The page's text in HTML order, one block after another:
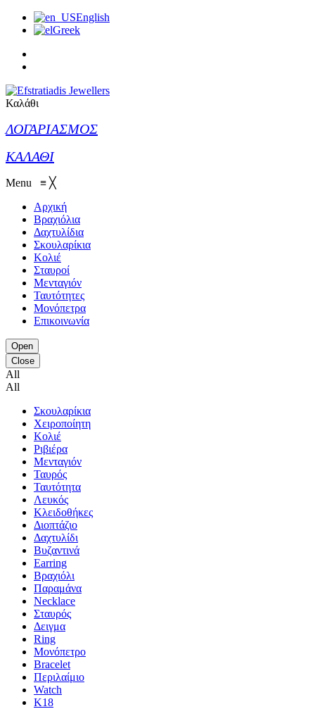
English
Greek
Καλάθι
ΛΟΓΑΡΙΑΣΜΟΣ
ΚΑΛΑΘΙ
Menu ≡ ╳
Αρχική
Βραχιόλια
Δαχτυλίδια
Σκουλαρίκια
Κολιέ
Σταυροί
Μενταγιόν
Ταυτότητες
Μονόπετρα
Επικοινωνία
Open
Close
All
All
Σκουλαρίκια
Χειροποίητη
Κολιέ
Ριβιέρα
Μενταγιόν
Ταυρός
Ταυτότητα
Λευκός
Κλειδοθήκες
Διοπτάζιο
Δαχτυλίδι
Βυζαντινά
Earring
Βραχιόλι
Παραμάνα
Necklace
Σταυρός
Δειγμα
Ring
Μονόπετρο
Bracelet
Περιλαίμιο
Watch
K18